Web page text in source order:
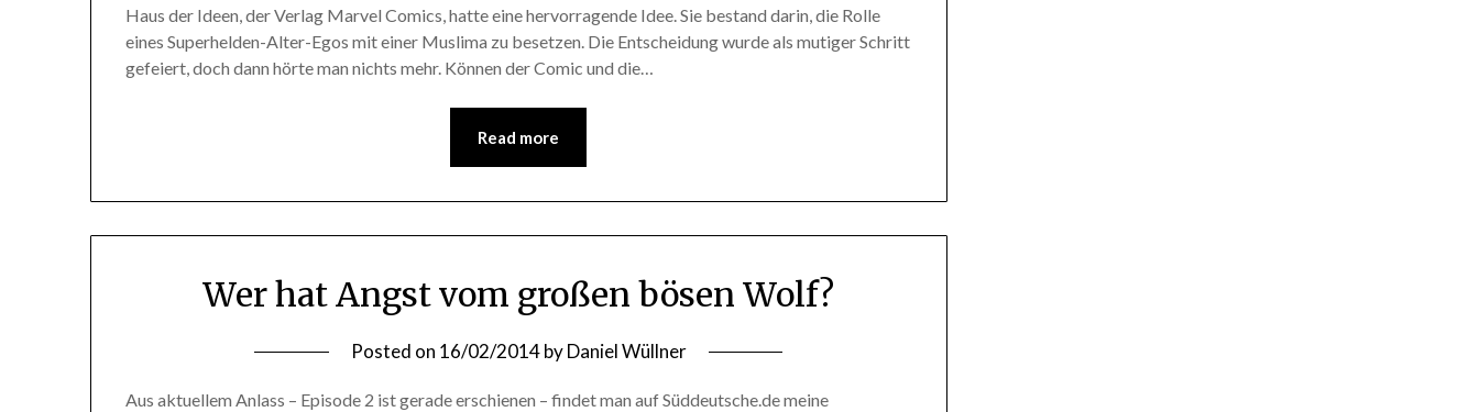
Haus der Ideen, der Verlag Marvel Comics, hatte eine hervorragende Idee. Sie bestand darin, die Rolle
eines Superhelden-Alter-Egos mit einer Muslima zu besetzen. Die Entscheidung wurde als mutiger Schritt
gefeiert, doch dann hörte man nichts mehr. Können der Comic und die…
Read more
Wer hat Angst vom großen bösen Wolf?
Posted on 16/02/2014byDaniel Wüllner
Aus aktuellem Anlass – Episode 2 ist gerade erschienen – findet man auf Süddeutsche.de meine